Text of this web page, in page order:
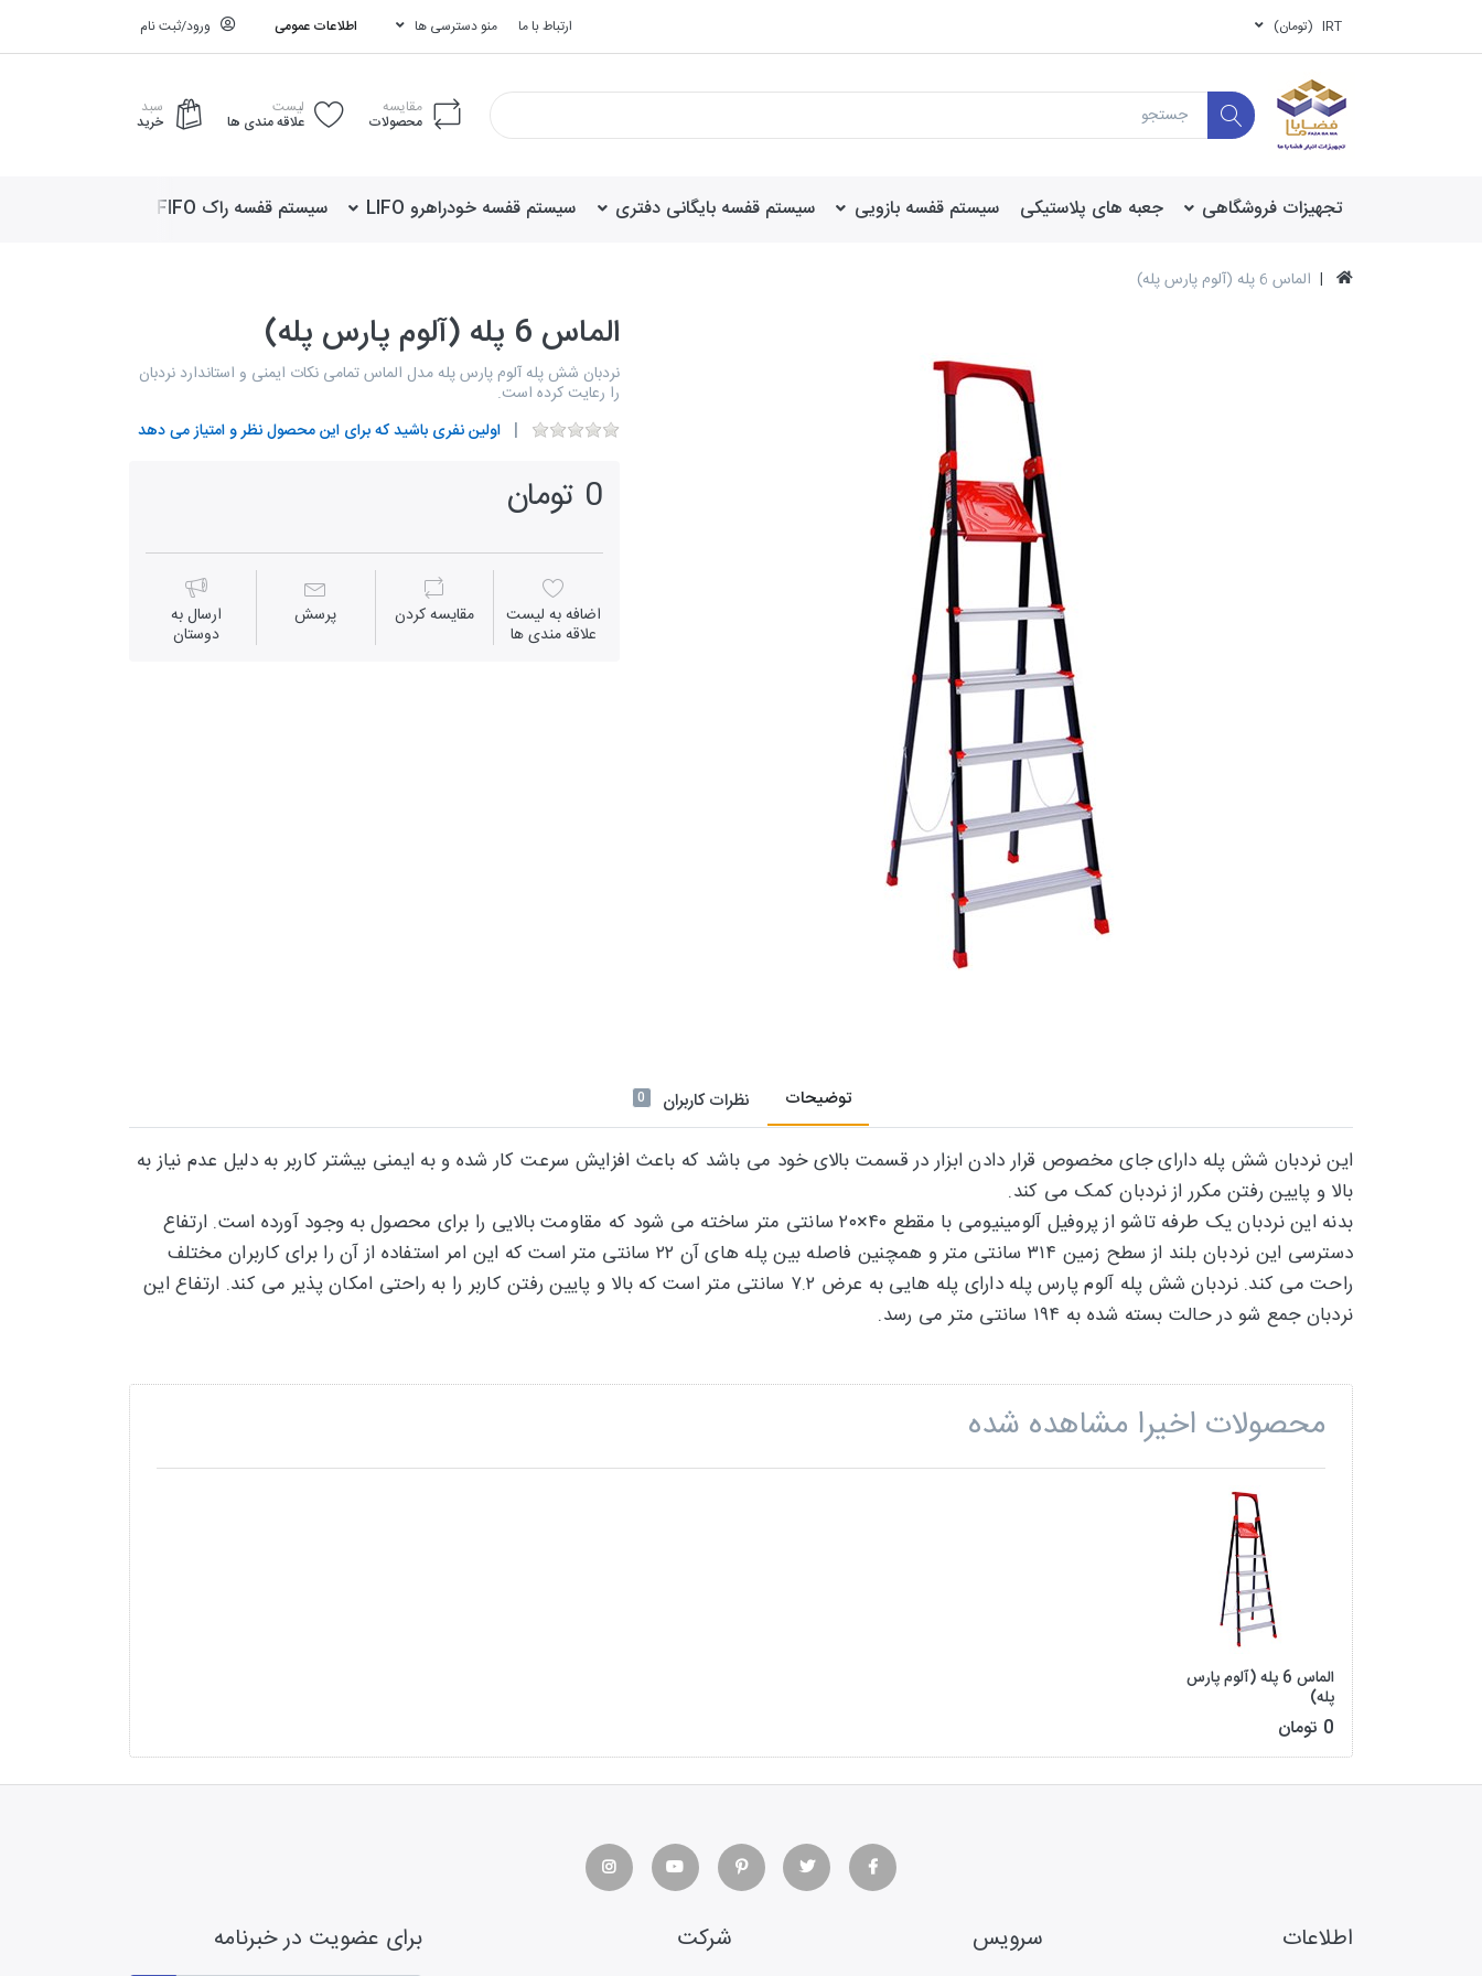
IRT (تومان) ارتباط با ما منو دسترسی ها اطلاعات عمومی ورود/ثبت نام
مقایسه
محصولات
لیست
علاقه مندی ها
سبد
خرید
تجهیزات فروشگاهی جعبه های پلاستیکی سیستم قفسه بازویی سیستم قفسه بایگانی دفتری سیستم قفسه خودراهرو LIFO سیستم قفسه راک FIFO
الماس 6 پله (آلوم پارس پله)
الماس 6 پله (آلوم پارس پله)
نردبان شش پله آلوم پارس پله مدل الماس تمامی نکات ایمنی و استاندارد نردبان
را رعایت کرده است.
اولین نفری باشید که برای این محصول نظر و امتیاز می دهد
0 تومان
اضافه به لیست
علاقه مندی ها
مقايسه كردن پرسش ارسال به
دوستان
توضیحات نظرات کاربران 0
این نردبان شش پله دارای جای مخصوص قرار دادن ابزار در قسمت بالای خود می باشد که باعث افزایش سرعت کار شده و به ایمنی بیشتر کاربر به دلیل عدم نیاز به
بالا و پایین رفتن مکرر از نردبان کمک می کند.
بدنه این نردبان یک طرفه تاشو از پروفیل آلومینیومی با مقطع ۴۰×۲۰ سانتی متر ساخته می شود که مقاومت بالایی را برای محصول به وجود آورده است. ارتفاع
دسترسی این نردبان بلند از سطح زمین ۳۱۴ سانتی متر و همچنین فاصله بین پله های آن ۲۲ سانتی متر است که این امر استفاده از آن را برای کاربران مختلف
راحت می کند. نردبان شش پله آلوم پارس پله دارای پله هایی به عرض ۷.۲ سانتی متر است که بالا و پایین رفتن کاربر را به راحتی امکان پذیر می کند. ارتفاع این
نردبان جمع شو در حالت بسته شده به ۱۹۴ سانتی متر می رسد.
محصولات اخیرا مشاهده شده
الماس 6 پله (آلوم پارس
پله)
0 تومان
اطلاعات سرویس شرکت برای عضویت در خبرنامه